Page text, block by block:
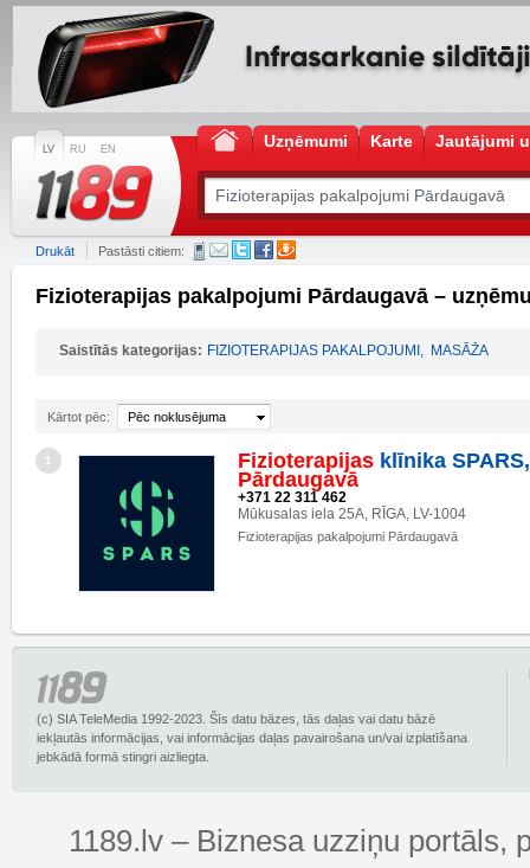
LV RU EN Uzņēmumi Karte Jautājumi
Drukāt Pastāsti citiem:
Fizioterapijas pakalpojumi Pārdaugavā –
Saistītās kategorijas: FIZIOTERAPIJAS PAKALPOJUMI , MASĀŽA
Kārtot pēc: Pēc noklusējuma
1 Fizioterapijas klīnika
Pārdaugavā
+371 22 311 462
Mūkusalas iela 25A, RĪGA, LV-1004
Fizioterapijas pakalpojumi Pārdaugavā
(c) SIA TeleMedia 1992-2023. Šīs datu bāzes, tās daļas vai datu bāzē
iekļautās informācijas, vai informācijas daļas pavairošana un/vai izplatīšana
jebkādā formā stingri aizliegta.
1189.lv – Biznesa uzziņu portāls,